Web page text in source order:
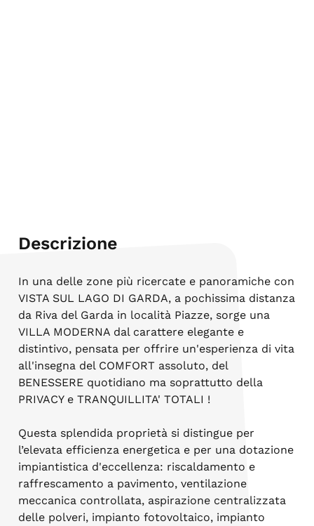
Descrizione
In una delle zone più ricercate e panoramiche con
VISTA SUL LAGO DI GARDA, a pochissima distanza
da Riva del Garda in località Piazze, sorge una
VILLA MODERNA dal carattere elegante e
distintivo, pensata per offrire un'esperienza di vita
all'insegna del COMFORT assoluto, del
BENESSERE quotidiano ma soprattutto della
PRIVACY e TRANQUILLITA' TOTALI !
Questa splendida proprietà si distingue per
l’elevata efficienza energetica e per una dotazione
impiantistica d'eccellenza: riscaldamento e
raffrescamento a pavimento, ventilazione
meccanica controllata, aspirazione centralizzata
delle polveri, impianto fotovoltaico, impianto